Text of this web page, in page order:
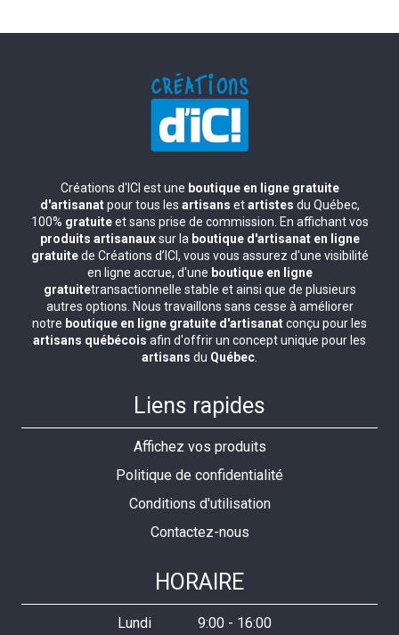
Créations d'ICI est une boutique en ligne gratuite
d'artisanatpour tous les artisans etartistes du Québec,
100% gratuiteet sans prise de commission. En affichant vos
produits artisanauxsur la boutique d'artisanat en ligne
gratuitede Créations d’ICI, vous vous assurez d'une visibilité
en ligne accrue, d'une boutique en ligne
gratuitetransactionnelle stable et ainsi que de plusieurs
autres options. Nous travaillons sans cesse à améliorer
notre boutique en ligne gratuite d'artisanatconçu pour les
artisans québécois afin d'offrir un concept unique pour les
artisans du Québec
Liens rapides
Affichez vos produits
Politique de confidentialité
Conditions d'utilisation
Contactez-nous
HORAIRE
Lundi 9:00- 16:00